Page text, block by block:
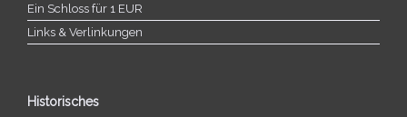
Ein Schloss für 1 EUR
Links & Verlinkungen
Historisches